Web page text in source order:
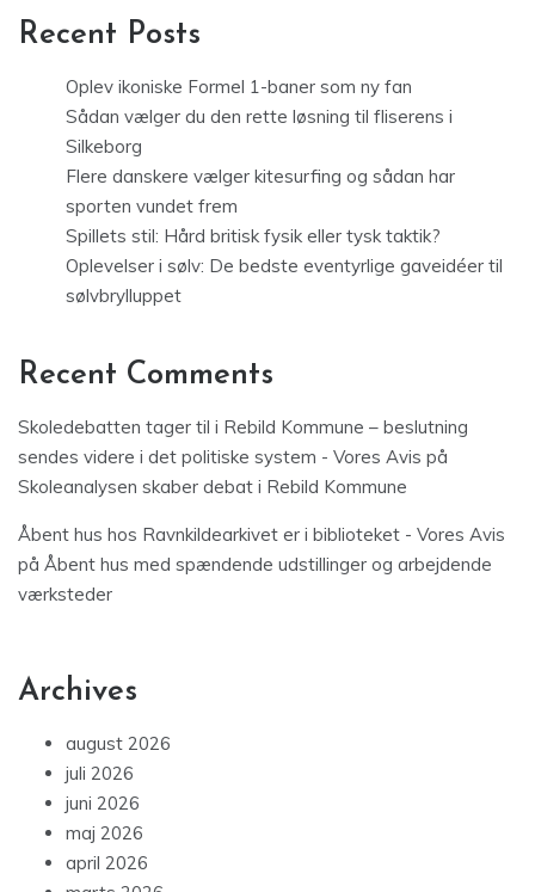
Recent Posts
Oplev ikoniske Formel 1-baner som ny fan
Sådan vælger du den rette løsning til fliserens i
Silkeborg
Flere danskere vælger kitesurfing og sådan har
sporten vundet frem
Spillets stil: Hård britisk fysik eller tysk taktik?
Oplevelser i sølv: De bedste eventyrlige gaveidéer til
sølvbrylluppet
Recent Comments
Skoledebatten tager til i Rebild Kommune – beslutning
sendes videre i det politiske system - Vores Avis på
Skoleanalysen skaber debat i Rebild Kommune
Åbent hus hos Ravnkildearkivet er i biblioteket - Vores Avis
på Åbent hus med spændende udstillinger og arbejdende
værksteder
Archives
august 2026
juli 2026
juni 2026
maj 2026
april 2026